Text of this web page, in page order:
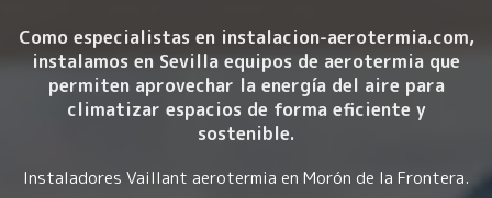
Como especialistas en instalacion-aerotermia.com,
instalamos en Sevilla equipos de aerotermia que
permiten aprovechar la energía del aire para
climatizar espacios de forma eficiente y
sostenible.
Instaladores Vaillant aerotermia en Morón de la Frontera.